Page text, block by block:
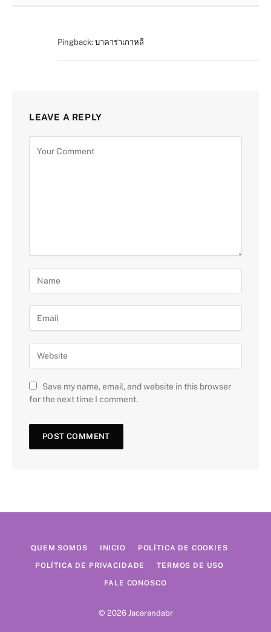
Pingback: บาคาร่าเกาหลี
LEAVE A REPLY
Save my name, email, and website in this browser
for the next time I comment.
QUEM SOMOS INICIO POLÍTICA DE COOKIES
POLÍTICA DE PRIVACIDADE TERMOS DE USO
FALE CONOSCO
© 2026 Jacarandabr